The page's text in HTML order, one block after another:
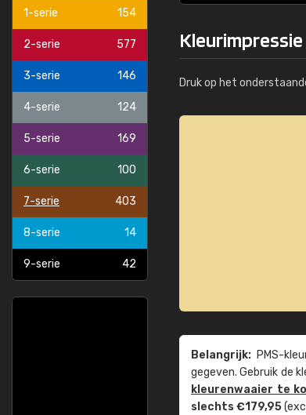
1-serie 154
2-serie 577
3-serie 146
4-serie 124
5-serie 169
6-serie 100
7-serie 403
8-serie 14
9-serie 42
Kleurimpressie
Druk op het
Belangrijk: PMS-
gegeven. Gebruik de
kleuren­waaier te
slechts €179,95